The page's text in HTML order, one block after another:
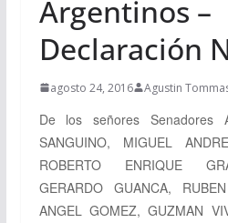
Argentinos –
Declaración
agosto 24, 2016 Agustin
De los señores Senadores
SANGUINO, MIGUEL
ROBERTO ENRIQUE
GERARDO GUANCA,
ANGEL GOMEZ, GUZMAN